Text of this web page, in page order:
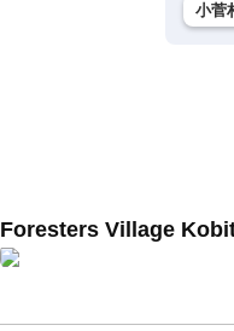
小菅
Foresters Village